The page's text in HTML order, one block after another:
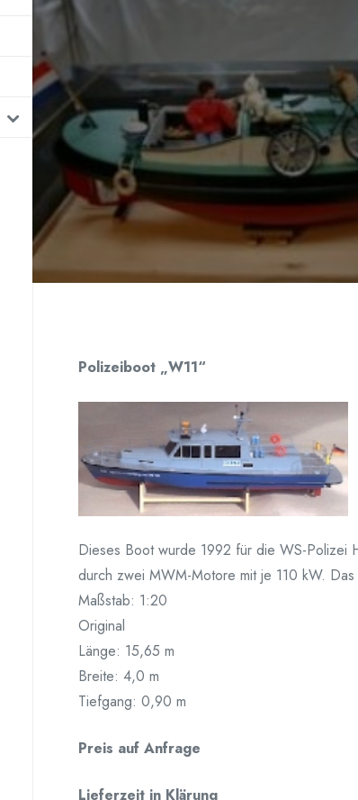
Polizeiboot „W11“
Dieses Boot wurde 1992 für die WS-Polizei
durch zwei MWM-Motore mit je 110 kW.
Maßstab: 1:20
Original
Länge: 15,65 m
Breite: 4,0 m
Tiefgang: 0,90 m
Preis auf Anfrage
Lieferzeit in Klärung